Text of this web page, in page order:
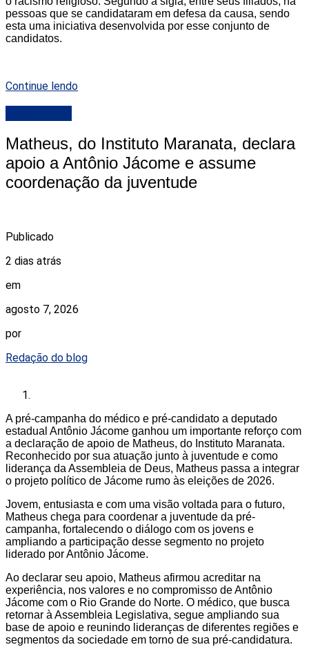
pessoas que se candidataram em defesa da causa, sendo
esta uma iniciativa desenvolvida por esse conjunto de
candidatos.
Continue lendo
Matheus, do Instituto Maranata, declara
apoio a Antônio Jácome e assume
coordenação da juventude
Publicado
2 dias atrás
em
agosto 7, 2026
por
Redação do blog
A pré-campanha do médico e pré-candidato a deputado
estadual Antônio Jácome ganhou um importante reforço com
a declaração de apoio de Matheus, do Instituto Maranata.
Reconhecido por sua atuação junto à juventude e como
liderança da Assembleia de Deus, Matheus passa a integrar
o projeto político de Jácome rumo às eleições de 2026.
Jovem, entusiasta e com uma visão voltada para o futuro,
Matheus chega para coordenar a juventude da pré-
campanha, fortalecendo o diálogo com os jovens e
ampliando a participação desse segmento no projeto
liderado por Antônio Jácome.
Ao declarar seu apoio, Matheus afirmou acreditar na
experiência, nos valores e no compromisso de Antônio
Jácome com o Rio Grande do Norte. O médico, que busca
retornar à Assembleia Legislativa, segue ampliando sua
base de apoio e reunindo lideranças de diferentes regiões e
segmentos da sociedade em torno de sua pré-candidatura.